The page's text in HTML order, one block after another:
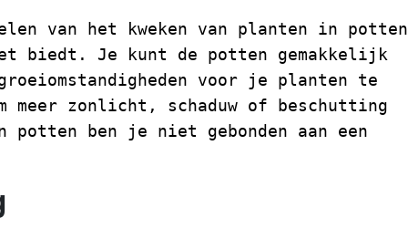
van het kweken van planten in potten
Je kunt de potten gemakkelijk
voor je planten te
meer zonlicht, schaduw of beschutting
potten ben je niet gebonden aan een